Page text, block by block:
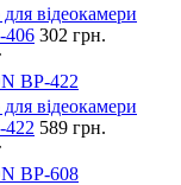
відеокамери
406 302 грн.
BP-422
відеокамери
589 грн.
BP-608